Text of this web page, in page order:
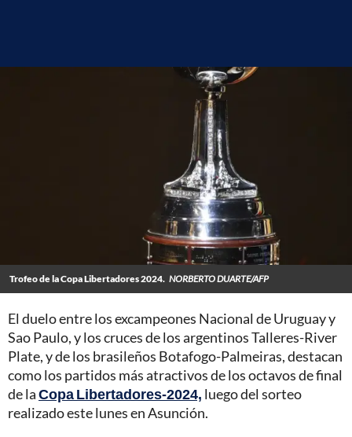
Trofeo de la Copa Libertadores 2024. NORBERTO DUARTE/AFP
El duelo entre los excampeones Nacional de Uruguay y
Sao Paulo, y los cruces de los argentinos Talleres-River
Plate, y de los brasileños Botafogo-Palmeiras, destacan
como los partidos más atractivos de los octavos de final
de laCopa Libertadores-2024, luego del sorteo
realizado este lunes en Asunción.